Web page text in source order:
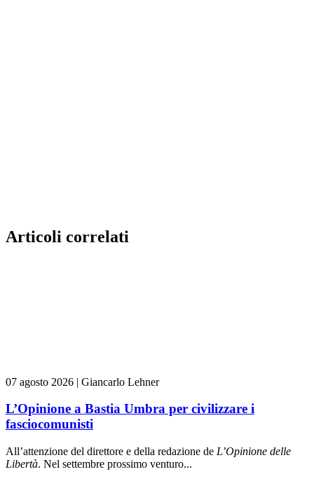
Articoli correlati
07 agosto 2026 | Giancarlo Lehner
L’Opinione a Bastia Umbra per civilizzare i
fasciocomunisti
All’attenzione del direttore e della redazione de L’Opinione delle
Libertà. Nel settembre prossimo venturo...